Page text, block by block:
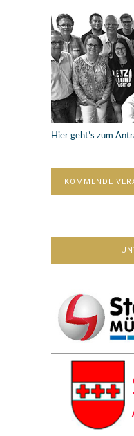
Hier geht’s zum
KOMMENDE